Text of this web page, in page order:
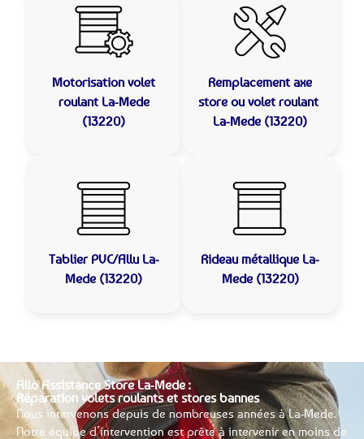
Motorisation volet
roulant La-Mede
(13220)
Remplacement axe
store ou volet roulant
La-Mede (13220)
Tablier PVC/Allu La-
Mede (13220)
Rideau métallique La-
Mede (13220)
Allo Assistance Store La-Mede :
Réparation volets roulants et stores bannes
Nous intervenons depuis de nombreuses années à La-Mede.
Notre équipe d’intervention est prête à intervenir en moins de